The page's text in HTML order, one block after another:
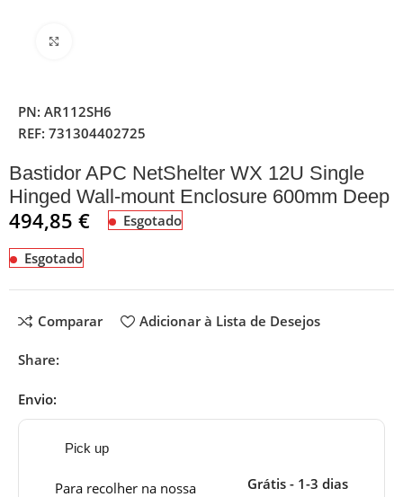
PN:AR112SH6
REF:731304402725
Bastidor APC NetShelter WX 12U Single
Hinged Wall-mount Enclosure 600mm Deep
494,85€ Esgotado
Esgotado
Comparar Adicionar à Lista de Desejos
Share:
Envio:
Pick up
Para recolher na nossa
Grátis - 1-3 dias